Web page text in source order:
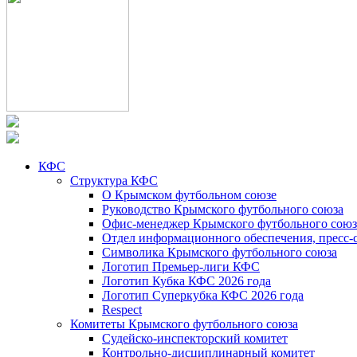
КФС
Структура КФС
О Крымском футбольном союзе
Руководство Крымского футбольного союза
Офис-менеджер Крымского футбольного
Отдел информационного обеспечения, пресс-
Символика Крымского футбольного союза
Логотип Премьер-лиги КФС
Логотип Кубка КФС 2026 года
Логотип Суперкубка КФС 2026 года
Respect
Комитеты Крымского футбольного союза
Судейско-инспекторский комитет
Контрольно-дисциплинарный комитет